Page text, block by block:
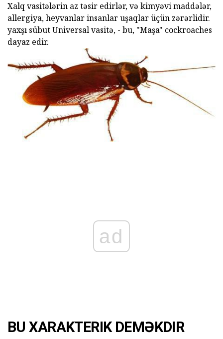
Xalq vasitələrin az təsir edirlər, və kimyəvi maddələr,
allergiya, heyvanlar insanlar uşaqlar üçün zərərlidir.
yaxşı sübut Universal vasitə, - bu, "Maşa" cockroaches
dayaz edir.
ad
BU XARAKTERIK DEMƏKDIR